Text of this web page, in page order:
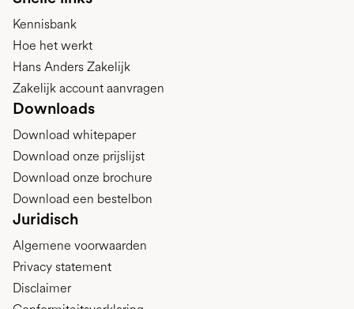
Kennisbank
Hoe het werkt
Hans Anders Zakelijk
Zakelijk account aanvragen
Downloads
Download whitepaper
Download onze prijslijst
Download onze brochure
Download een bestelbon
Juridisch
Algemene voorwaarden
Privacy statement
Disclaimer